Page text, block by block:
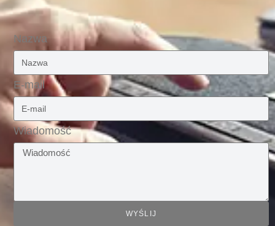
Nazwa
E-mail
Wiadomość
WYŚLIJ